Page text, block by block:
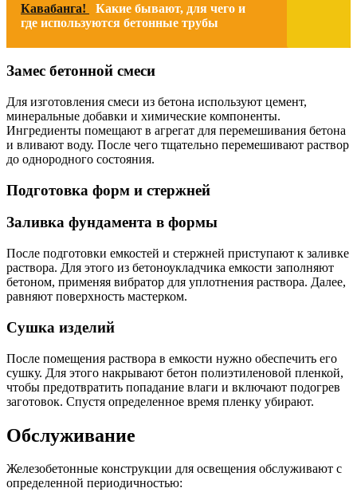
Кавабанга!
Какие бывают, для чего и
где используются бетонные трубы
Замес бетонной смеси
Для изготовления смеси из бетона используют цемент,
минеральные добавки и химические компоненты.
Ингредиенты помещают в агрегат для перемешивания бетона
и вливают воду. После чего тщательно перемешивают раствор
до однородного состояния.
Подготовка форм и стержней
Заливка фундамента в формы
После подготовки емкостей и стержней приступают к заливке
раствора. Для этого из бетоноукладчика емкости заполняют
бетоном, применяя вибратор для уплотнения раствора. Далее,
равняют поверхность мастерком.
Сушка изделий
После помещения раствора в емкости нужно обеспечить его
сушку. Для этого накрывают бетон полиэтиленовой пленкой,
чтобы предотвратить попадание влаги и включают подогрев
заготовок. Спустя определенное время пленку убирают.
Обслуживание
Железобетонные конструкции для освещения обслуживают с
определенной периодичностью: